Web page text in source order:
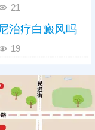
21
治疗白癜风吗
19